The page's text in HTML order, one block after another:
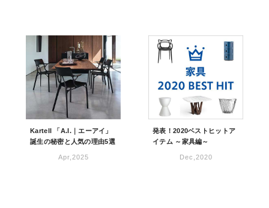
Kartell 「A.I.｜エーアイ」
誕生の秘密と人気の理由5選
Apr,2025
発表！2020ベストヒットア
イテム ～家具編～
Dec,2020